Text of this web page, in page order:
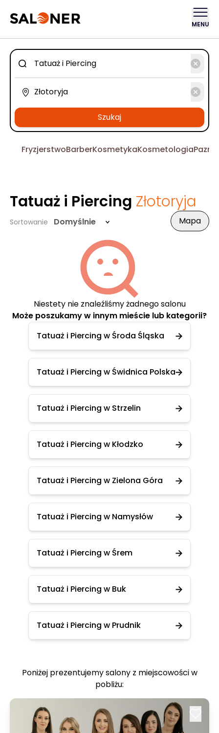
MENU
Szukaj
FryzjerstwoBarberKosmetykaKosmetologia
Tatuaż i Piercing Złotoryja
Sortowanie Domyślnie Mapa
Niestety nie znaleźliśmy żadnego salonu
Może poszukamy w innym mieście lub kategorii?
Tatuaż i Piercing w Środa Śląska
Tatuaż i Piercing w Świdnica Polska
Tatuaż i Piercing w Strzelin
Tatuaż i Piercing w Kłodzko
Tatuaż i Piercing w Zielona Góra
Tatuaż i Piercing w Namysłów
Tatuaż i Piercing w Śrem
Tatuaż i Piercing w Buk
Tatuaż i Piercing w Prudnik
Poniżej prezentujemy salony z miejscowości w
pobliżu: